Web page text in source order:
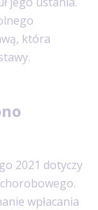
która
2021 dotyczy
wpłacania